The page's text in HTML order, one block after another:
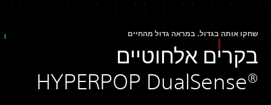
שחקו אותה בגדול. במראה גדול מהחיים
בקרים אלחוטיים
HYPERPOP DualSense®‎